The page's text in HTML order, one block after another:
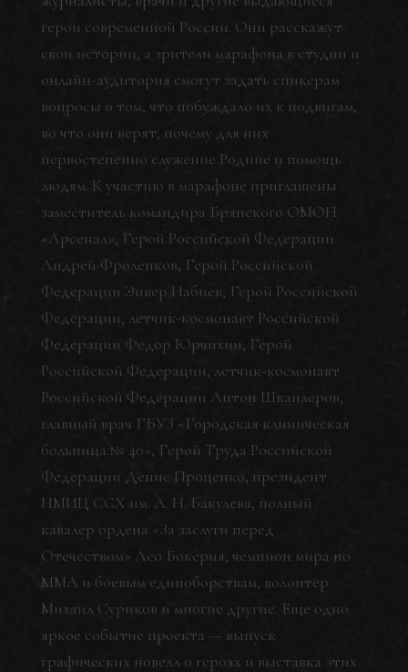
герои современной России. Они расскажут
свои истории, а зрители марафона в студии и
онлайн-аудитория смогут задать спикерам
вопросы о том, что побуждало их к подвигам,
во что они верят, почему для них
первостепенно служение Родине и помощь
людям. К участию в марафоне приглашены
заместитель командира Брянского ОМОН
«Арсенал», Герой Российской Федерации
Андрей Фроленков, Герой Российской
Федерации Энвер Набиев, Герой Российской
Федерации, летчик-космонавт Российской
Федерации Федор Юрчихин, Герой
Российской Федерации, летчик-космонавт
Российской Федерации Антон Шкаплеров,
главный врач ГБУЗ «Городская клиническая
больница № 40», Герой Труда Российской
Федерации Денис Проценко, президент
НМИЦ ССХ им. А. Н. Бакулева, полный
кавалер ордена «За заслуги перед
Отечеством» Лео Бокерия, чемпион мира по
ММА и боевым единоборствам, волонтер
Михаил Суриков и многие другие. Еще одно
яркое событие проекта — выпуск
графических новелл о героях и выставка этих